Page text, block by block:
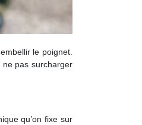
le poignet.
pas surcharger
qu’on fixe sur